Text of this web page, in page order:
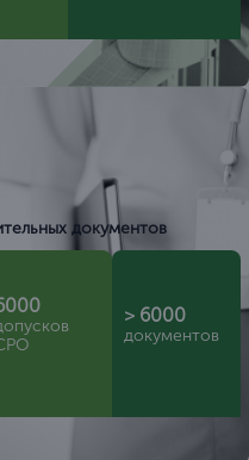
документов
> 6000
документов